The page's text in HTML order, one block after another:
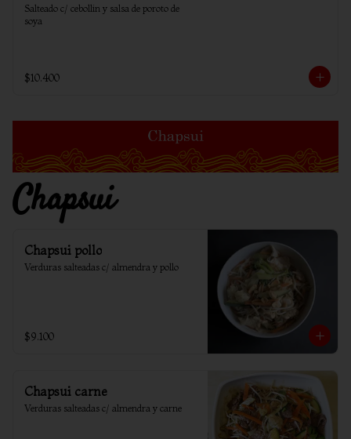
Salteado c/ cebollin y salsa de poroto de
soya
$10.400
Chapsui
Chapsui pollo
Verduras salteadas c/ almendra y pollo
$9.100
Chapsui carne
Verduras salteadas c/ almendra y carne